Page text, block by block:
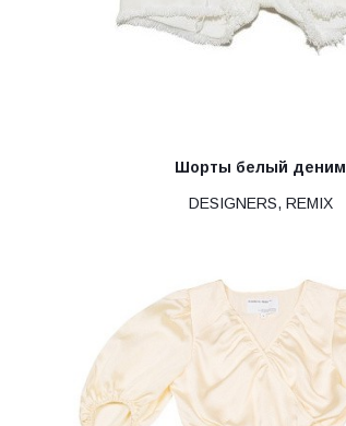
Шорты белый деним
DESIGNERS, REMIX